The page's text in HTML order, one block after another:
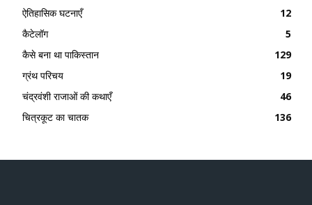
ऐतिहासिक घटनाएँ
12
कैटेलॉग
5
कैसे बना था पाकिस्तान
129
ग्रंथ परिचय
19
चंद्रवंशी राजाओं की कथाएँ
46
चित्रकूट का चातक
136